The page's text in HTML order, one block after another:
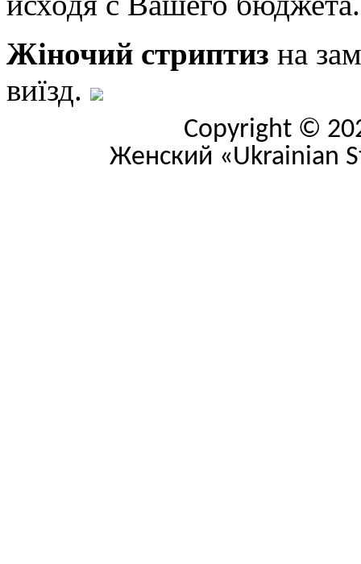
Жіночий стриптиз на
виїзд.
Copyright ©
Женский «Ukrainian